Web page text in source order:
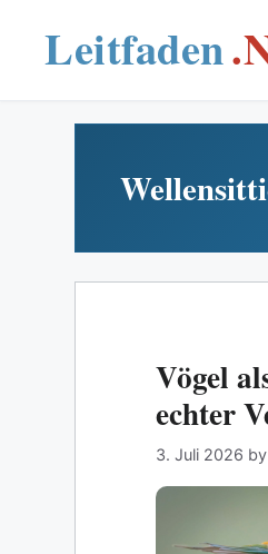
content
Vögel
echter
3. Juli 2026 by